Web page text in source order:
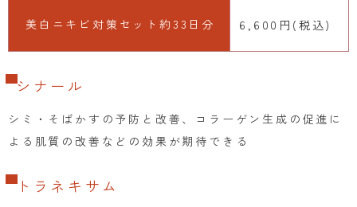
美白ニキビ対策セット約33日分 6,600円(税込)
シナール
シミ・そばかすの予防と改善、コラーゲン生成の促進に
よる肌質の改善などの効果が期待できる
トラネキサム